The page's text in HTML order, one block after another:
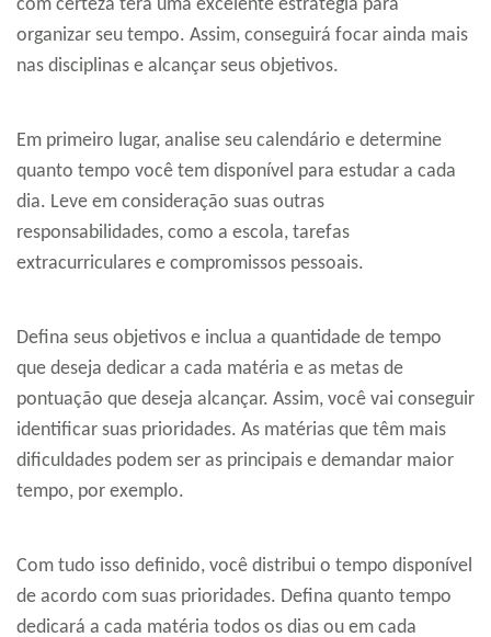
com certeza terá uma excelente estratégia para
organizar seu tempo. Assim, conseguirá focar ainda mais
nas disciplinas e alcançar seus objetivos.
Em primeiro lugar, analise seu calendário e determine
quanto tempo você tem disponível para estudar a cada
dia. Leve em consideração suas outras
responsabilidades, como a escola, tarefas
extracurriculares e compromissos pessoais.
Defina seus objetivos e inclua a quantidade de tempo
que deseja dedicar a cada matéria e as metas de
pontuação que deseja alcançar. Assim, você vai conseguir
identificar suas prioridades. As matérias que têm mais
dificuldades podem ser as principais e demandar maior
tempo, por exemplo.
Com tudo isso definido, você distribui o tempo disponível
de acordo com suas prioridades. Defina quanto tempo
dedicará a cada matéria todos os dias ou em cada